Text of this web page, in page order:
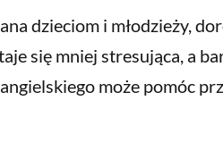
dzieciom i młodzieży,
się mniej stresująca, a
może pomóc